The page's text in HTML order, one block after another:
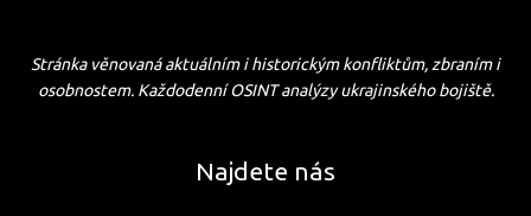
Stránka věnovaná aktuálním i historickým konfliktům, zbraním i
osobnostem. Každodenní OSINT analýzy ukrajinského bojiště.
Najdete nás